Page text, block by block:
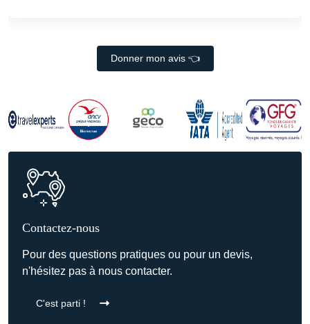
Donner mon avis 👈
Contactez-nous
Pour des questions pratiques ou pour un devis,
n'hésitez pas à nous contacter.
C'est parti !